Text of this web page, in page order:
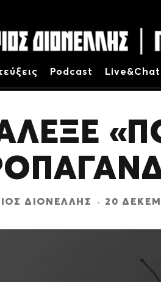
Podcast Live&Chat
ΔΙΟΝΈΛΛΗΣ · 20